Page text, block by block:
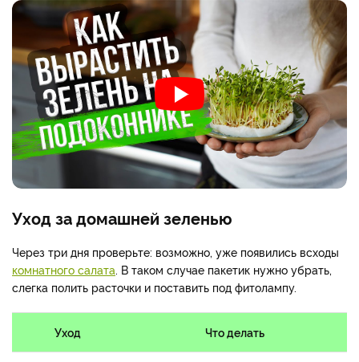
Уход за домашней зеленью
Через три дня проверьте: возможно, уже появились всходы
комнатного салата . В таком случае пакетик нужно убрать,
слегка полить расточки и поставить под фитолампу.
Уход Что делать